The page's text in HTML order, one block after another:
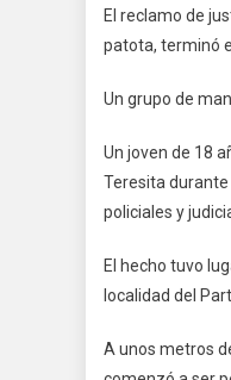
El reclamo de
patota, terminó
Un grupo de
Un joven de 18
Teresita
policiales y
El hecho tuvo
localidad del
A unos metros